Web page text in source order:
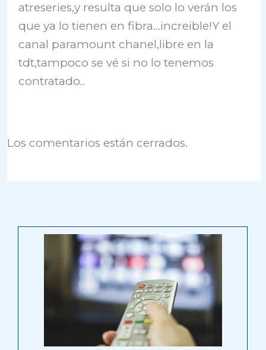
atreseries,y resulta que solo lo verán los
que ya lo tienen en fibra…increible!Y el
canal paramount chanel,libre en la
tdt,tampoco se vé si no lo tenemos
contratado..
Los comentarios están cerrados.